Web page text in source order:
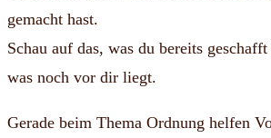
gemacht hast.
Schau auf das, was du bereits
was noch vor dir liegt.
Gerade beim Thema Ordnung helfen